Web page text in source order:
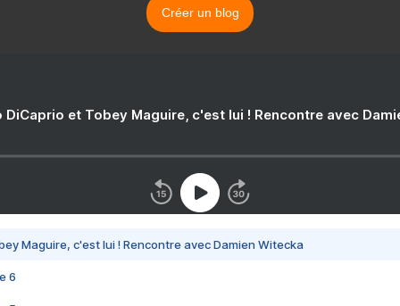
Créer un blog
DiCaprio et Tobey Maguire, c'est lui ! Rencontre avec
Maguire, c'est lui ! Rencontre avec Damien Witecka
6